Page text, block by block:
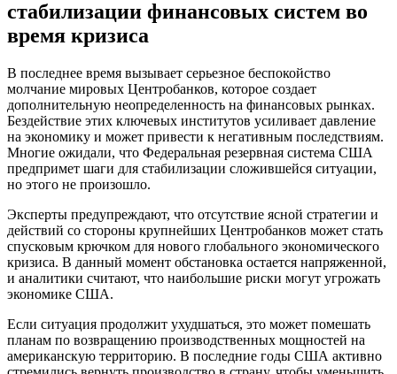
стабилизации финансовых систем во
время кризиса
В последнее время вызывает серьезное беспокойство
молчание мировых Центробанков, которое создает
дополнительную неопределенность на финансовых рынках.
Бездействие этих ключевых институтов усиливает давление
на экономику и может привести к негативным последствиям.
Многие ожидали, что Федеральная резервная система США
предпримет шаги для стабилизации сложившейся ситуации,
но этого не произошло.
Эксперты предупреждают, что отсутствие ясной стратегии и
действий со стороны крупнейших Центробанков может стать
спусковым крючком для нового глобального экономического
кризиса. В данный момент обстановка остается напряженной,
и аналитики считают, что наибольшие риски могут угрожать
экономике США.
Если ситуация продолжит ухудшаться, это может помешать
планам по возвращению производственных мощностей на
американскую территорию. В последние годы США активно